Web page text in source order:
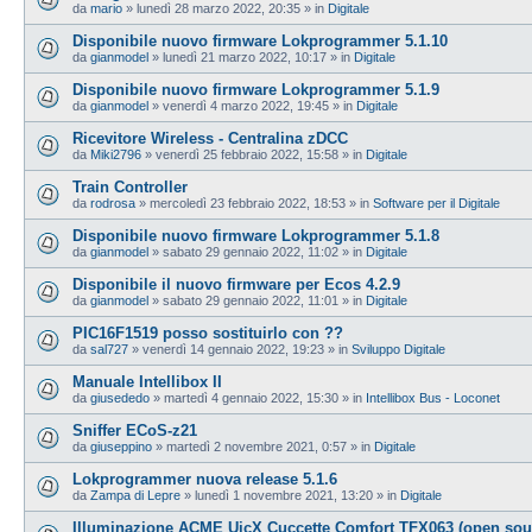
da mario » lunedì 28 marzo 2022, 20:35 » in Digitale
Disponibile nuovo firmware Lokprogrammer 5.1.10
da gianmodel » lunedì 21 marzo 2022, 10:17 » in Digitale
Disponibile nuovo firmware Lokprogrammer 5.1.9
da gianmodel » venerdì 4 marzo 2022, 19:45 » in Digitale
Ricevitore Wireless - Centralina zDCC
da Miki2796 » venerdì 25 febbraio 2022, 15:58 » in Digitale
Train Controller
da rodrosa » mercoledì 23 febbraio 2022, 18:53 » in Software per il Digitale
Disponibile nuovo firmware Lokprogrammer 5.1.8
da gianmodel » sabato 29 gennaio 2022, 11:02 » in Digitale
Disponibile il nuovo firmware per Ecos 4.2.9
da gianmodel » sabato 29 gennaio 2022, 11:01 » in Digitale
PIC16F1519 posso sostituirlo con ??
da sal727 » venerdì 14 gennaio 2022, 19:23 » in Sviluppo Digitale
Manuale Intellibox II
da giusededo » martedì 4 gennaio 2022, 15:30 » in Intellibox Bus - Loconet
Sniffer ECoS-z21
da giuseppino » martedì 2 novembre 2021, 0:57 » in Digitale
Lokprogrammer nuova release 5.1.6
da Zampa di Lepre » lunedì 1 novembre 2021, 13:20 » in Digitale
Illuminazione ACME UicX Cuccette Comfort TFX063 (open